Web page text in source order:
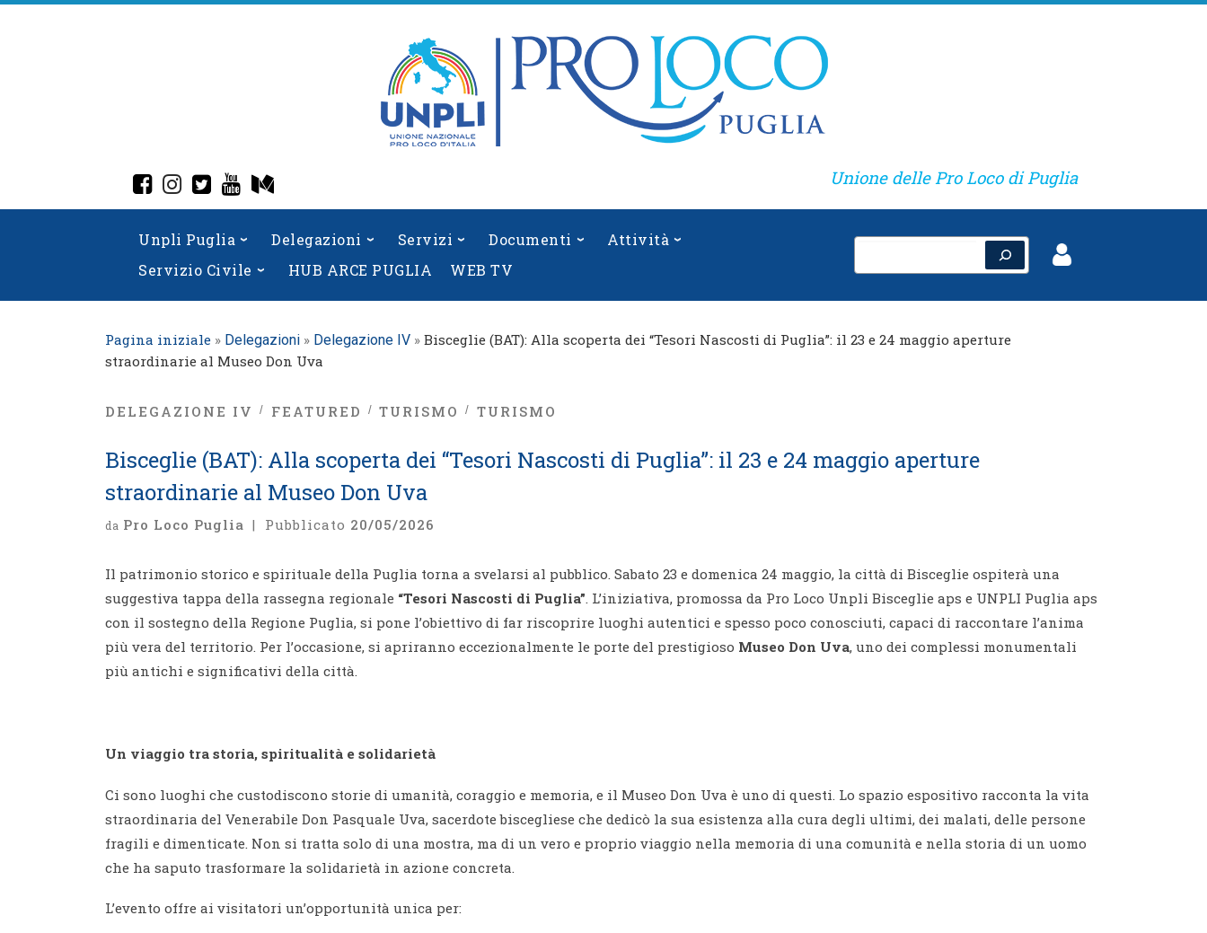
Skip
fab fa-facebook-square
fab fa-instagram
fab fa-twitter-square
fab fa-youtube Unione delle Pro Loco di Puglia
Unpli Puglia Delegazioni Servizi Documenti
Attività
Servizio Civile
HUB ARCE PUGLIA WEB TV
Pagina iniziale » Delegazioni » Delegazione IV » Bisceglie (BAT): Alla scoperta dei “Tesori Nascosti di Puglia”: il 23 e 24 maggio aperture
straordinarie al Museo Don Uva
DELEGAZIONE IV FEATURED TURISMO TURISMO
Bisceglie (BAT): Alla scoperta dei “Tesori Nascosti di Puglia”: il 23 e 24 maggio aperture
straordinarie al Museo Don Uva
da Pro Loco Puglia | Pubblicato 20/05/2026
Il patrimonio storico e spirituale della Puglia torna a svelarsi al pubblico. Sabato 23 e domenica 24 maggio, la città di Bisceglie ospiterà una
suggestiva tappa della rassegna regionale “Tesori Nascosti di Puglia”. L’iniziativa, promossa da Pro Loco Unpli Bisceglie aps e UNPLI Puglia aps
con il sostegno della Regione Puglia, si pone l’obiettivo di far riscoprire luoghi autentici e spesso poco conosciuti, capaci di raccontare l’anima
più vera del territorio. Per l’occasione, si apriranno eccezionalmente le porte del prestigioso Museo Don Uva, uno dei complessi monumentali
più antichi e significativi della città.
Un viaggio tra storia, spiritualità e solidarietà
Ci sono luoghi che custodiscono storie di umanità, coraggio e memoria, e il Museo Don Uva è uno di questi. Lo spazio espositivo racconta la vita
straordinaria del Venerabile Don Pasquale Uva, sacerdote biscegliese che dedicò la sua esistenza alla cura degli ultimi, dei malati, delle persone
fragili e dimenticate. Non si tratta solo di una mostra, ma di un vero e proprio viaggio nella memoria di una comunità e nella storia di un uomo
che ha saputo trasformare la solidarietà in azione concreta.
L’evento offre ai visitatori un’opportunità unica per: